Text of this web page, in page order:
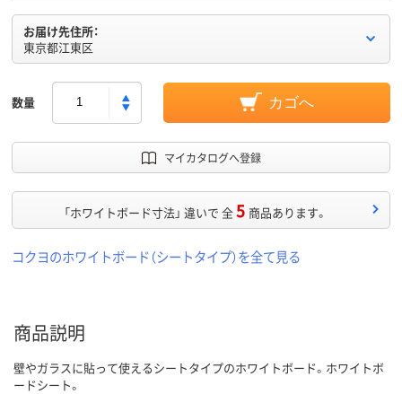
お届け先住所：
東京都江東区
数量 カゴへ
マイカタログへ登録
「ホワイトボード寸法」 違いで 全5 商品あります。
コクヨのホワイトボード（シートタイプ）を全て見る
商品説明
壁やガラスに貼って使えるシートタイプのホワイトボード。ホワイトボ
ードシート。